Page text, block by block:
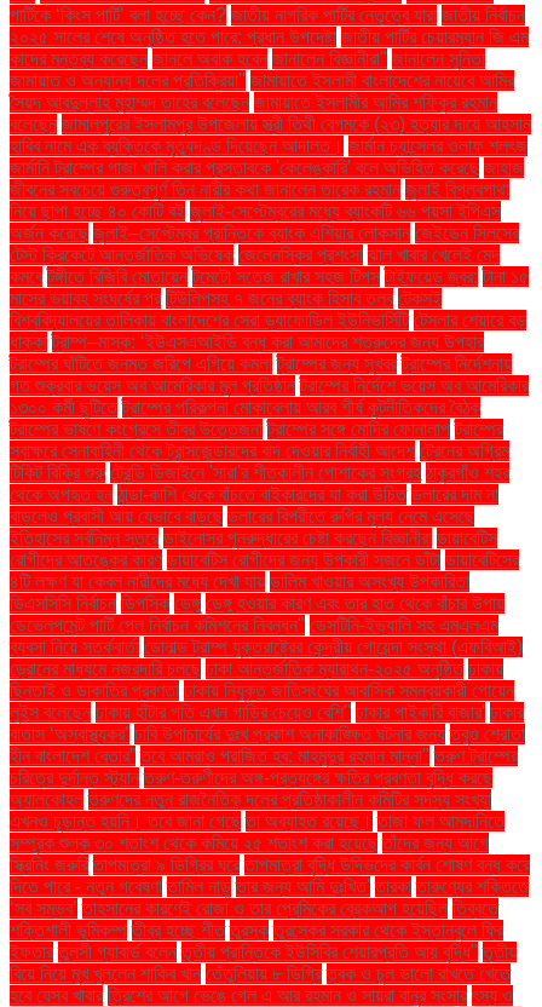
পার্টিকে ‘কিংস পার্টি’ বলা হচ্ছে কেন? জাতীয় নাগরিক পার্টির নেতৃত্বে যারা জাতীয় নির্বাচন
২০২৫ সালের শেষে অনুষ্ঠিত হতে পারে: প্রধান উপদেষ্টা জাতীয় পার্টির চেয়ারম্যান জি এম
কাদের মন্তব্য করেছেন জানলে অবাক হবেন জানালেন বিজ্ঞানীরা" জানালেন সুনিতা
জামায়াত ও অন্যান্য দলের প্রতিক্রিয়া'' জামায়াতে ইসলামী বাংলাদেশের নায়েবে আমির
সৈয়দ আবদুল্লাহ মুহাম্মদ তাহের বলেছেন জামায়াতে ইসলামীর আমির শফিকুর রহমান
বলেছেন জামালপুরের ইসলামপুর উপজেলায় স্ত্রী তিথী বেগমকে (২৩) হত্যার দায়ে আহসান
হাবিব নামে এক ব্যক্তিকে মৃত্যুদণ্ড দিয়েছেন আদালত। জার্মান চ্যান্সেলর ওলাফ শলৎজ
জার্মানি ট্রাম্পের গাজা খালি করার প্রস্তাবকে 'কেলেঙ্কারি' বলে অভিহিত করেছে জাহাজ
জীবনের সবচেয়ে গুরুত্বপূর্ণ তিন নারীর কথা জানালেন তারেক রহমান জুলাই বিপ্লবগাথা
নিয়ে ছাপা হচ্ছে ৪০ কোটি বই জুলাই-সেপ্টেম্বরের মধ্যে ব্যাংকটি ৬৬ পয়সা ইপিএস
অর্জন করেছে জুলাই–সেপ্টেম্বর প্রান্তিকে ব্যাংক এশিয়ার লোকসান জেইডেন সিলসের
টেস্ট ক্রিকেটে আন্তর্জাতিক অভিষেক জেলেনস্কির প্রশংসা ঝাল খাবার খেলেই মেদ
কমবে টঙ্গীতে বিজিবি মোতায়েন টমেটো সতেজ রাখার সহজ টিপস টাইফয়েড জ্বর: টানা ১৫
মাসের ভয়াবহ সংঘর্ষের পর টিউলিপসহ ৭ জনের ব্যাংক হিসাব তলব টেকসই
বিশ্ববিদ্যালয়ের তালিকায় বাংলাদেশের সেরা ড্যাফোডিল ইউনিভার্সিটি টেসলার শেয়ারে বড়
ধাক্কা ট্রাম্প–মাস্ক: ‘ইউএসএআইডি বন্ধ করা আমাদের শত্রুদের জন্য উপহার
ট্রাম্পের ঘাঁটিতে জনমত জরিপে এগিয়ে কমলা ট্রাম্পের জন্য সুখবর ট্রাম্পের নির্দেশনায়
গত শুক্রবার ভয়েস অব আমেরিকার মূল প্রতিষ্ঠান ট্রাম্পের নির্দেশে ভয়েস অব আমেরিকার
১৩০০ কর্মী ছুটিতে ট্রাম্পের পরিকল্পনা মোকাবেলায় আরব শীর্ষ কূটনীতিকদের বৈঠক
ট্রাম্পের ভাষণে কংগ্রেসে তীব্র উত্তেজনা ট্রাম্পের সঙ্গে মোদির ফোনালাপ ট্রাম্পের
স্বাক্ষরে সেনাবাহিনী থেকে ট্রান্সজেন্ডারদের বাদ দেওয়ার নির্বাহী আদেশ ট্রেনের অগ্রিম
টিকিট বিক্রি শুরু ট্রেন্ডি ডিজাইনে 'সারা'র শীতকালীন পোশাকের সংগ্রহ ঠাকুরগাঁও শহর
থেকে অপহৃত হন ঠান্ডা-কাশি থেকে বাঁচতে বাইকারদের যা করা উচিত ডলারের দাম না
বাড়লেও প্রবাসী আয় যেভাবে বাড়ছে ডলারের বিপরীতে রুপির মূল্য নেমে এসেছে
ইতিহাসের সর্বনিম্ন স্তরে ডাইনোসর পুনরুদ্ধারের চেষ্টা করছেন বিজ্ঞানীরা ডায়াবেটিস
রোগীদের আতঙ্কের কারণ ডায়াবেটিস রোগীদের জন্য উপকারী সজনে ডাঁটা ডায়াবেটিসের
৪টি লক্ষণ যা কেবল নারীদের মধ্যে দেখা যায় ডালিম খাওয়ার অসংখ্য উপকারিতা
ডিএসসিসি নির্বাচন ডিপসিক ডেঙ্গু ডেঙ্গু হওয়ার কারণ এবং তার হাত থেকে বাঁচার উপায়
ডেভেলপমেন্ট পার্টি পেল নির্বাচন কমিশনের নিবন্ধন" ডেসটিনি-ইভ্যালি সহ এমএলএম
ব্যবসা নিয়ে সতর্কবার্তা ডোনাল্ড ট্রাম্প যুক্তরাষ্ট্রের কেন্দ্রীয় গোয়েন্দা সংস্থা (এফবিআই)
ড্রোনের মাধ্যমে নজরদারি চলছে ঢাকা আন্তর্জাতিক ম্যারাথন-২০২৫ অনুষ্ঠিত ঢাকায়
ছিনতাই ও ডাকাতির প্রবণতা ঢাকায় নিযুক্ত জাতিসংঘের আবাসিক সমন্বয়কারী গোয়েন
লুইস বলেছেন ঢাকায় হাঁটার গতি এখন গাড়ির চেয়েও বেশি'' ঢাকার পাইকারি বাজার' ঢাকার
বাতাস ‘অস্বাস্থ্যকর’ ঢাবি উপাচার্যের দুঃখ প্রকাশ অনাকাঙ্ক্ষিত ঘটনার জন্য তবুও শ্রোতা
হীন বাংলাদেশ বেতার” তবে আমরাও পরাজিত হব: মাহমুদুর রহমান মান্না" তরুণ ট্রাম্পের
চরিত্রে দুর্দান্ত স্ট্যান তরুণ-তরুণীদের অঙ্গ-প্রত্যঙ্গের ক্ষতির প্রবণতা বৃদ্ধি করছে
অ্যালকোহল তরুণদের নতুন রাজনৈতিক দলের প্রতিষ্ঠাকালীন কমিটির সদস্য সংখ্যা
এখনও চূড়ান্ত হয়নি। তবে জানা গেছে তা অব্যাহত রয়েছে। তাজা ফল আমদানিতে
সম্পূরক শুল্ক ৩০ শতাংশ থেকে কমিয়ে ২৫ শতাংশ করা হয়েছে তাঁদের জন্য আগে
স্ক্রিনিং জরুরি তাপমাত্রা ৯ ডিগ্রির ঘরে তাপমাত্রা বৃদ্ধি উদ্ভিদের কার্বন শোষণ বন্ধ করে
দিতে পারে - নতুন গবেষণা তামিল নাড়ু তার জন্য আমি দুঃখিত' তারকা তারুণ্যের শক্তিতে
‘সব সম্ভব’ তাহসানের কারণেই রোজা ও তার প্রেমিকের ব্রেকআপ হয়েছিল তিব্বতে
শক্তিশালী ভূমিকম্প তীব্র হচ্ছে শীত তুরস্ক তুরস্কের সরকার থেকে ইস্তানবুলে ফ্রি
ইফতার তুলসী গ্যাবার্ড বলেন তৃতীয় প্রান্তিকে ইউসিবির শেয়ারপ্রতি আয় বৃদ্ধি" তৃতীয়
বিয়ে নিয়ে মুখ খুললেন শাকিব খান তেঁতুলিয়ায় ৮ ডিগ্রি ত্বক ও চুল ভালো রাখতে খেতে
হবে যেসব খাবার ত্রিশের আগে ভেঙে গেল এ আর রহমান ও সায়রা বানুর সংসার ৎস্য ও